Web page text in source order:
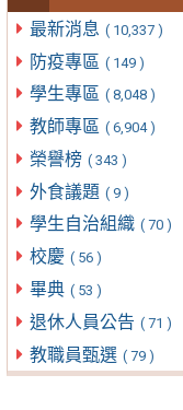
最新消息 ( 10,337 )
防疫專區 ( 149 )
學生專區 ( 8,048 )
教師專區 ( 6,904 )
榮譽榜 ( 343 )
外食議題 ( 9 )
學生自治組織 ( 70 )
校慶 ( 56 )
畢典 ( 53 )
退休人員公告 ( 71 )
教職員甄選 ( 79 )